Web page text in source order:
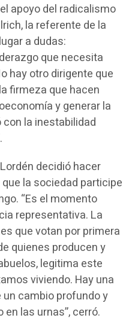
apoyo del radicalismo
la referente de la
a dudas:
que necesita
hay otro dirigente que
firmeza que hacen
y generar la
la inestabilidad
decidió hacer
la sociedad participe
“Es el momento
representativa. La
que votan por primera
quienes producen y
legitima este
viviendo. Hay una
cambio profundo y
las urnas”, cerró.